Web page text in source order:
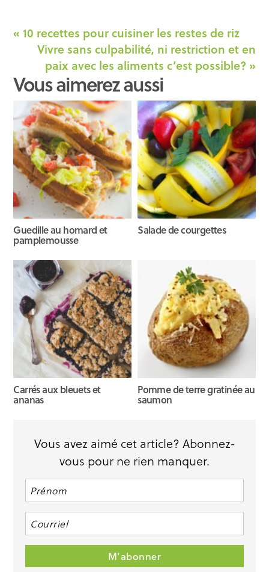
« 10 recettes pour cuisiner les restes de riz
Vivre sans culpabilité, ni restriction et en
paix avec les aliments c’est possible? »
Vous aimerez aussi
Guedille au homard et
pamplemousse
Salade de courgettes
Carrés aux bleuets et
ananas
Pomme de terre gratinée au
saumon
Vous avez aimé cet article? Abonnez-
vous pour ne rien manquer.